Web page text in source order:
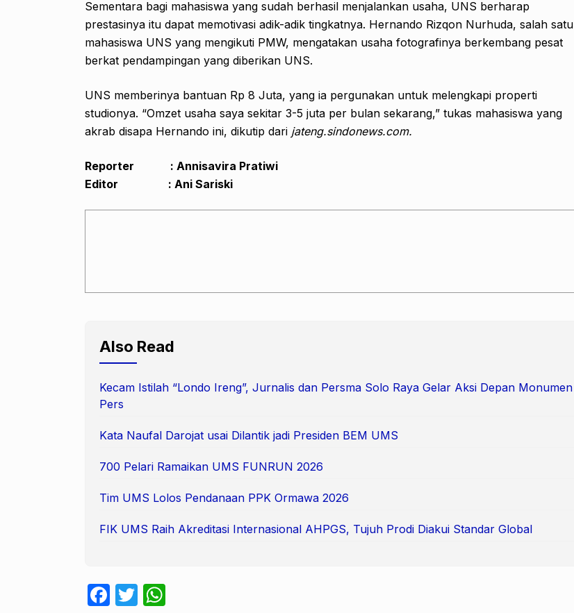
Sementara bagi mahasiswa yang sudah berhasil menjalankan usaha, UNS berharap
prestasinya itu dapat memotivasi adik-adik tingkatnya. Hernando Rizqon Nurhuda, salah satu
mahasiswa UNS yang mengikuti PMW, mengatakan usaha fotografinya berkembang pesat
berkat pendampingan yang diberikan UNS.
UNS memberinya bantuan Rp 8 Juta, yang ia pergunakan untuk melengkapi properti
studionya. “Omzet usaha saya sekitar 3-5 juta per bulan sekarang,” tukas mahasiswa yang
akrab disapa Hernando ini, dikutip dari jateng.sindonews.com.
Reporter : Annisavira Pratiwi
Editor : Ani Sariski
Also Read
Kecam Istilah “Londo Ireng”, Jurnalis dan Persma Solo Raya Gelar Aksi Depan Monumen
Pers
Kata Naufal Darojat usai Dilantik jadi Presiden BEM UMS
700 Pelari Ramaikan UMS FUNRUN 2026
Tim UMS Lolos Pendanaan PPK Ormawa 2026
FIK UMS Raih Akreditasi Internasional AHPGS, Tujuh Prodi Diakui Standar Global
F
T